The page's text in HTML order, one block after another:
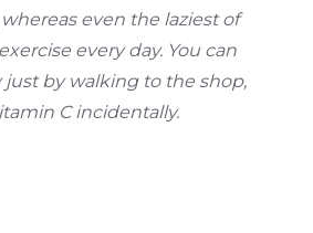
even the laziest of
every day. You can
just by walking to the shop,
C incidentally.